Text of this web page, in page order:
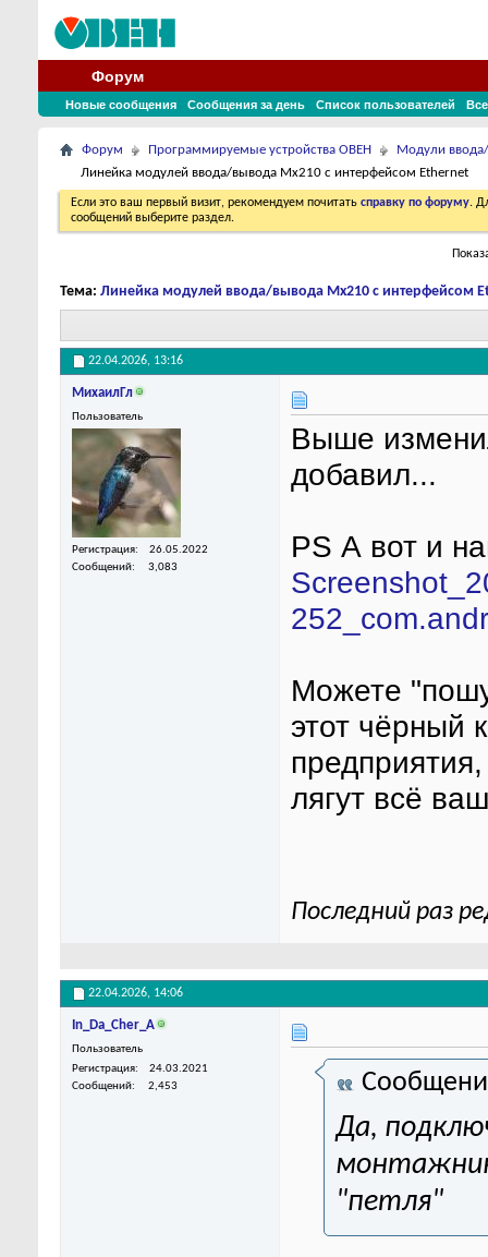
Форум
Новые сообщения Сообщения за день Список пользователей
Форум Программируемые устройства ОВЕН
Модули
Линейка модулей ввода/вывода Мх210 с интерфейсом Ethernet
Если это ваш первый визит, рекомендуем почитать справку по форуму.
сообщений выберите раздел.
Тема: Линейка модулей ввода/вывода Мх210 с интерфейсом
22.04.2026, 13:16
МихаилГл
Пользователь
Регистрация
26.05.2022
Сообщений
3,083
Выше
добавил...
PS А вот и
Можете
этот чёрный
лягут всё
Последний раз
22.04.2026, 14:06
In_Da_Cher_A
Пользователь
Регистрация
24.03.2021
Сообщений
2,453
Да,
"петля"